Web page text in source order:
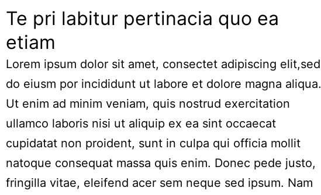
Te pri labitur pertinacia quo ea
etiam
Lorem ipsum dolor sit amet, consectet adipiscing elit,sed
do eiusm por incididunt ut labore et dolore magna aliqua.
Ut enim ad minim veniam, quis nostrud exercitation
ullamco laboris nisi ut aliquip ex ea sint occaecat
cupidatat non proident, sunt in culpa qui officia mollit
natoque consequat massa quis enim. Donec pede justo,
fringilla vitae, eleifend acer sem neque sed ipsum. Nam